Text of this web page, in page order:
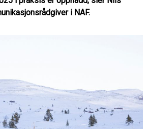
i NAF.